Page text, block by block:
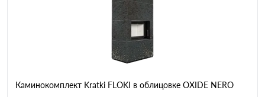
Каминокомплект Kratki FLOKI в облицовке OXIDE NERO